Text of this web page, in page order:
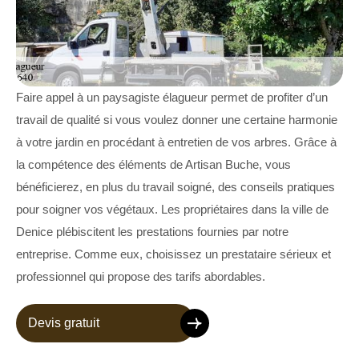
Faire appel à un paysagiste élagueur permet de profiter d’un
travail de qualité si vous voulez donner une certaine harmonie
à votre jardin en procédant à entretien de vos arbres. Grâce à
la compétence des éléments de Artisan Buche, vous
bénéficierez, en plus du travail soigné, des conseils pratiques
pour soigner vos végétaux. Les propriétaires dans la ville de
Denice plébiscitent les prestations fournies par notre
entreprise. Comme eux, choisissez un prestataire sérieux et
professionnel qui propose des tarifs abordables.
Devis gratuit